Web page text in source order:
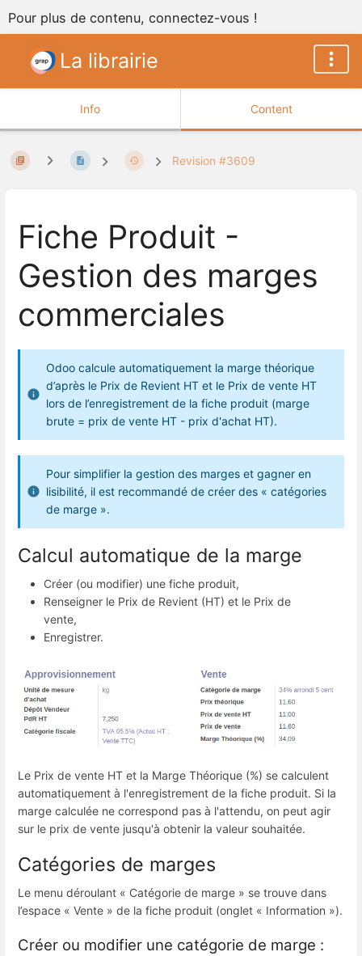
Pour plus de contenu, connectez-vous !
La librairie
Info Content
Revision #3609
Fiche Produit -
Gestion des marges
commerciales
Odoo calcule automatiquement la marge théorique
d’après le Prix de Revient HT et le Prix de vente HT
lors de l’enregistrement de la fiche produit (marge
brute = prix de vente HT - prix d'achat HT).
Pour simplifier la gestion des marges et gagner en
lisibilité, il est recommandé de créer des « catégories
de marge ».
Calcul automatique de la marge
Créer (ou modifier) une fiche produit,
Renseigner le Prix de Revient (HT) et le Prix de
vente,
Enregistrer.
Le Prix de vente HT et la Marge Théorique (%) se calculent
automatiquement à l'enregistrement de la fiche produit. Si la
marge calculée ne correspond pas à l'attendu, on peut agir
sur le prix de vente jusqu'à obtenir la valeur souhaitée.
Catégories de marges
Le menu déroulant « Catégorie de marge » se trouve dans
l’espace « Vente » de la fiche produit (onglet « Information »).
Créer ou modifier une catégorie de marge :